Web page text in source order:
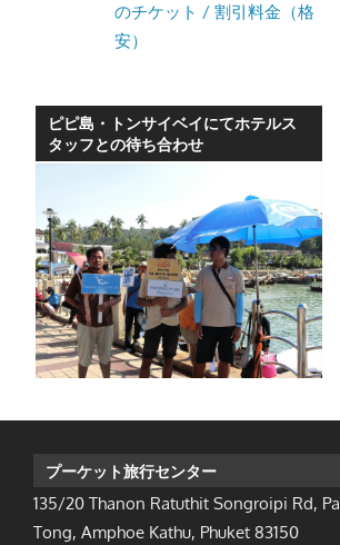
のチケット / 割引料金（格
安）
ピピ島・トンサイベイにてホテルス
タッフとの待ち合わせ
プーケット旅行センター
135/20 Thanon Ratuthit Songroipi Rd, Pa
Tong, Amphoe Kathu, Phuket 83150